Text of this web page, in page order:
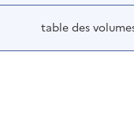
table des